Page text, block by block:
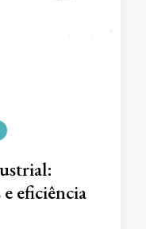
eficiência